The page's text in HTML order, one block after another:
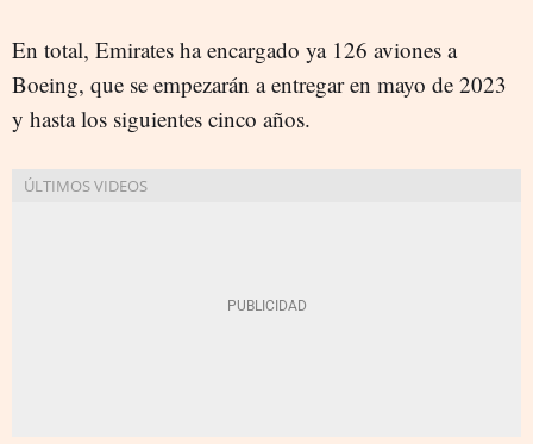
En total, Emirates ha encargado ya 126 aviones a
Boeing, que se empezarán a entregar en mayo de 2023
y hasta los siguientes cinco años.